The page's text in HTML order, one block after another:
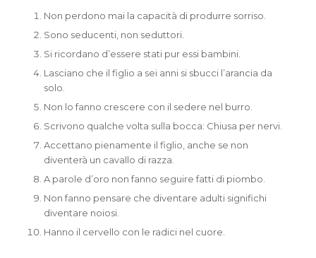
Non perdono mai la capacità di produrre sorriso.
Sono seducenti, non seduttori.
Si ricordano d’essere stati pur essi bambini.
Lasciano che il figlio a sei anni si sbucci l’arancia da
solo.
Non lo fanno crescere con il sedere nel burro.
Scrivono qualche volta sulla bocca: Chiusa per nervi.
Accettano pienamente il figlio, anche se non
diventerà un cavallo di razza.
A parole d’oro non fanno seguire fatti di piombo.
Non fanno pensare che diventare adulti significhi
diventare noiosi.
Hanno il cervello con le radici nel cuore.